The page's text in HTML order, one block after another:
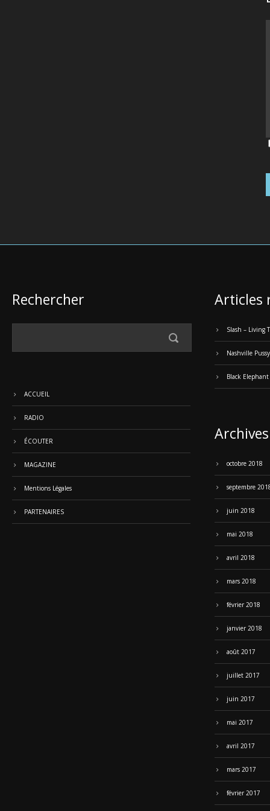
Rechercher
ACCUEIL
RADIO
ÉCOUTER
MAGAZINE
Mentions Légales
PARTENAIRES
Articles
Slash – Living
Nashville
Black Elephant
Archives
octobre 2018
septembre
juin 2018
mai 2018
avril 2018
mars 2018
février 2018
janvier 2018
août 2017
juillet 2017
juin 2017
mai 2017
avril 2017
mars 2017
février 2017